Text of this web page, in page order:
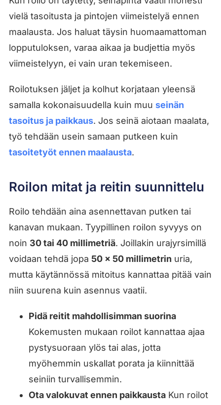
vielä tasoitusta ja pintojen viimeistelyä ennen
maalausta. Jos haluat täysin huomaamattoman
lopputuloksen, varaa aikaa ja budjettia myös
viimeistelyyn, ei vain uran tekemiseen.
Roilotuksen jäljet ja kolhut korjataan yleensä
samalla kokonaisuudella kuin muu seinän
tasoitus ja paikkaus. Jos seinä aiotaan maalata,
työ tehdään usein samaan putkeen kuin
tasoitetyöt ennen maalausta.
Roilon mitat ja reitin suunnittelu
Roilo tehdään aina asennettavan putken tai
kanavan mukaan. Tyypillinen roilon syvyys on
noin 30 tai 40 millimetriä. Joillakin urajyrsimillä
voidaan tehdä jopa 50 × 50 millimetrin uria,
mutta käytännössä mitoitus kannattaa pitää vain
niin suurena kuin asennus vaatii.
Pidä reitit mahdollisimman suorina
Kokemusten mukaan roilot kannattaa ajaa
pystysuoraan ylös tai alas, jotta
myöhemmin uskallat porata ja kiinnittää
seiniin turvallisemmin.
Ota valokuvat ennen paikkaustaKun roilot